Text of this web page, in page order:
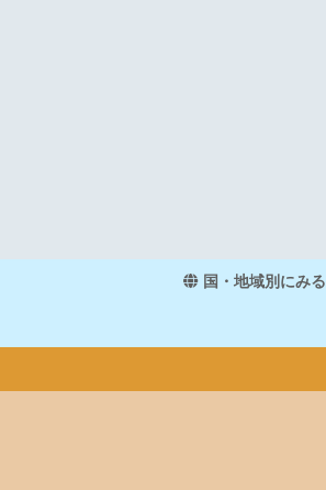
国・地域別にみる